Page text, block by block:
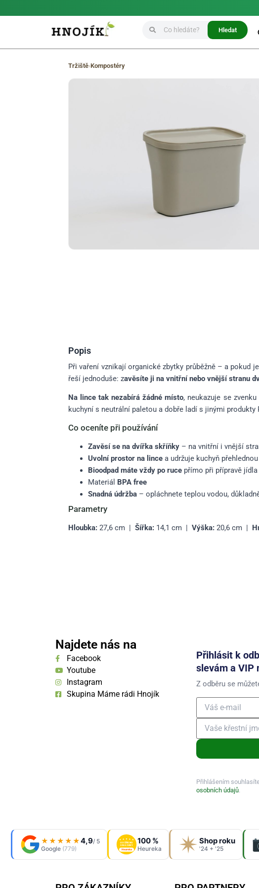
Hledat
Tržiště›Kompostéry
Popis
Při vaření vznikají organické zbytky průběžně – a pokud
řeší jednoduše: zavěsíte ji na vnitřní nebo vnější stranu
Na lince tak nezabírá žádné místo, neukazuje se
kuchyní s neutrální paletou a dobře ladí s jinými produkty
Co oceníte při používání
Zavěsí se na dvířka skříňky – na vnitřní i vnější
Uvolní prostor na lince a udržuje kuchyň přehlednou
Bioodpad máte vždy po ruce přímo při přípravě jídla
Materiál BPA free
Snadná údržba – opláchnete teplou vodou,
Parametry
Hloubka: 27,6 cm | Šířka: 14,1 cm | Výška: 20,6 cm |
Najdete nás na
Facebook
Youtube
Instagram
Skupina Máme rádi Hnojík
Přihlásit k
slevám a VIP
Z odběru se
Přihlášením
osobních údajů.
★★★★★4,9/ 5
Google (779)
OVĚŘENO
ZÁKAZNÍKY
Heureka
100 %
Heureka
Shop roku
'24 + '25